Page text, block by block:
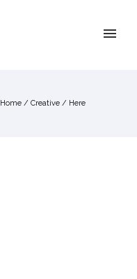
Home / Creative / Here